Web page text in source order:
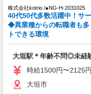
大垣市
キープ
株式会社kotrio /●NG-H-
日収1.2
株式会社kotrio /●NG-H-2031025
40代50代多数活躍中！サ
◆異業種からの転職者も多
トできる環境
大垣駅＊年齢不問◎未経
時給1500円〜2125
大垣市